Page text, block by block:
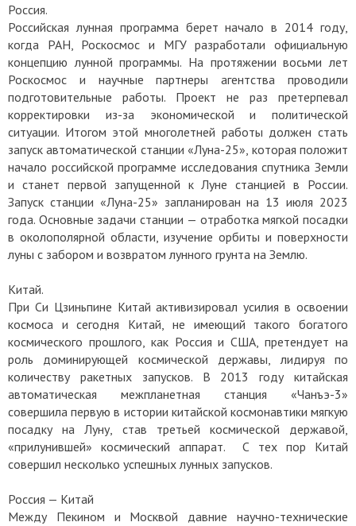
Россия.
Российская лунная программа берет начало в 2014 году,
когда РАН, Роскосмос и МГУ разработали официальную
концепцию лунной программы. На протяжении восьми лет
Роскосмос и научные партнеры агентства проводили
подготовительные работы. Проект не раз претерпевал
корректировки из-за экономической и политической
ситуации. Итогом этой многолетней работы должен стать
запуск автоматической станции «Луна-25», которая положит
начало российской программе исследования спутника Земли
и станет первой запущенной к Луне станцией в России.
Запуск станции «Луна-25» запланирован на 13 июля 2023
года. Основные задачи станции — отработка мягкой посадки
в околополярной области, изучение орбиты и поверхности
луны с забором и возвратом лунного грунта на Землю.
Китай.
При Си Цзиньпине Китай активизировал усилия в освоении
космоса и сегодня Китай, не имеющий такого богатого
космического прошлого, как Россия и США, претендует на
роль доминирующей космической державы, лидируя по
количеству ракетных запусков. В 2013 году китайская
автоматическая межпланетная станция «Чанъэ-3»
совершила первую в истории китайской космонавтики мягкую
посадку на Луну, став третьей космической державой,
«прилунившей» космический аппарат. С тех пор Китай
совершил несколько успешных лунных запусков.
Россия — Китай
Между Пекином и Москвой давние научно-технические